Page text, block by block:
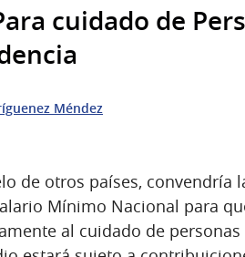
cuidado de
Méndez
de otros países, convendría
Mínimo Nacional para
al cuidado de